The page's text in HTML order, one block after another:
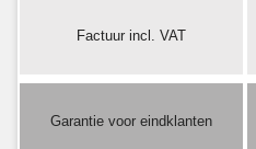
Factuur incl. VAT
Garantie voor eindklanten